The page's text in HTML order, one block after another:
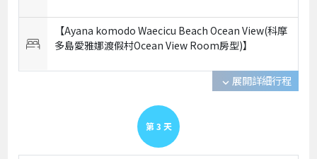
【Ayana komodo Waecicu Beach Ocean View(科摩
多島愛雅娜渡假村Ocean View Room房型)】
expand_more 展開詳細行程
第 3 天